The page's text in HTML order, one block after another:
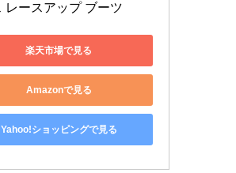
レースアップ ブーツ
楽天市場で見る
Amazonで見る
Yahoo!ショッピングで見る